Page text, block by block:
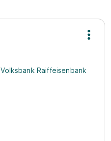
Volksbank Raiffeisenbank